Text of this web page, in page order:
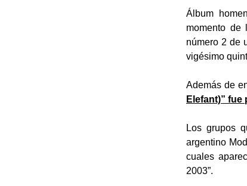
Álbum
momento de
número 2 de
vigésimo
Además de
Elefant)”
Los grupos
argentino
cuales
2003”.